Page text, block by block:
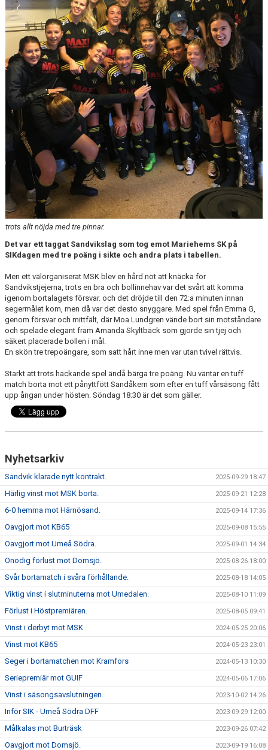
trots allt nöjda med tre pinnar.
Det var ett taggat Sandvikslag som tog emot Mariehems SK på
SIKdagen med tre poäng i sikte och andra plats i tabellen.
Men ett välorganiserat MSK blev en hård nöt att knäcka för
Sandvikstjejerna, trots en bra och bollinnehav var det svårt att komma
igenom bortalagets försvar. och det dröjde till den 72:a minuten innan
segermålet kom, men då var det desto snyggare. Med spel från Emma G,
genom försvar och mittfält, där Moa Lundgren vände bort sin motståndare
och spelade elegant fram Amanda Skyltbäck som gjorde sin tjej och
säkert placerade bollen i mål.
En skön tre trepoängare, som satt hårt inne men var utan tvivel rättvis.
Starkt att trots hackande spel ändå bärga tre poäng. Nu väntar en tuff
match borta mot ett pånyttfött Sandåkern som efter en tuff vårsäsong fått
upp ångan under hösten. Söndag 18:30 är det som gäller.
Nyhetsarkiv
Sandvik klarade nytt kontrakt. 2025-09-29 18:47
Härlig vinst mot MSK borta. 2025-09-21 12:28
6-0 hemma mot Härnösand. 2025-09-14 17:36
Oavgjort mot KB65 2025-09-08 15:55
Oavgjort mot Umeå Södra. 2025-09-01 14:34
Onödig förlust mot Domsjö. 2025-08-26 18:00
Svår bortamatch i svåra förhållande. 2025-08-18 14:05
Viktig vinst i slutminuterna mot Umedalen. 2025-08-10 11:09
Förlust i Höstpremiären. 2025-08-05 09:41
Vinst i derbyt mot MSK 2024-05-25 20:06
Vinst mot KB65 2024-05-23 23:01
Seger i bortamatchen mot Kramfors 2024-05-13 10:30
Seriepremiär mot GUIF 2024-05-06 17:06
Vinst i säsongsavslutningen. 2023-10-02 14:26
Inför SIK - Umeå Södra DFF 2023-09-29 12:00
Målkalas mot Burträsk 2023-09-26 07:42
Oavgjort mot Domsjö. 2023-09-19 16:08